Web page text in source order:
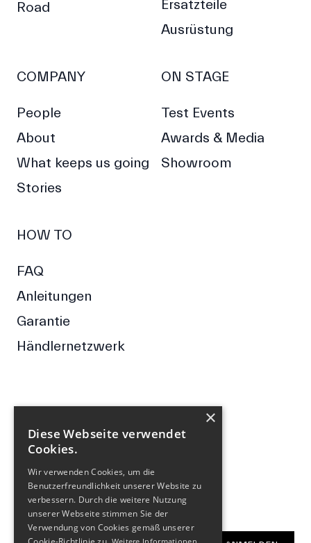
Road
Ersatzteile
Ausrüstung
COMPANY
People
About
What keeps us going
Stories
ON STAGE
Test Events
Awards & Media
Showroom
HOW TO
FAQ
Anleitungen
Garantie
Händlernetzwerk
FOLGE UNS
FacebookInstagram
NEWSLETTER
E-Mail-Adresse
×
Diese Webseite verwendet
Cookies.
Wir verwenden Cookies, um die
Benutzerfreundlichkeit unserer Website zu
verbessern. Durch die weitere Nutzung
unserer Webseite stimmen Sie der
Verwendung von Cookies gemäß unserer